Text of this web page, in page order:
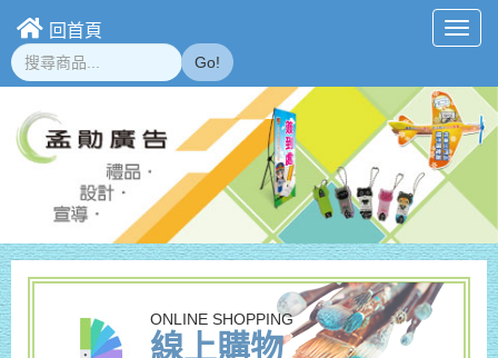
回首頁
Go!
ONLINE SHOPPING
線上購物